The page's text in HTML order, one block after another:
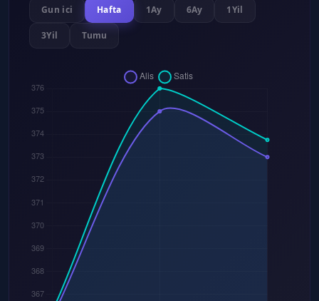
Gun ici Hafta 1Ay 6Ay 1Yil
3Yil Tumu